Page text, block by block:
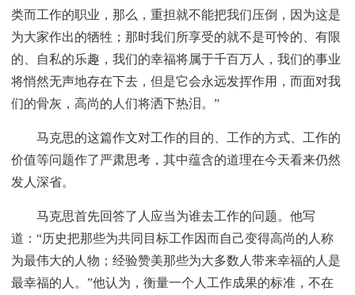
类而工作的职业，那么，重担就不能把我们压倒，因为这是
为大家作出的牺牲；那时我们所享受的就不是可怜的、有限
的、自私的乐趣，我们的幸福将属于千百万人，我们的事业
将悄然无声地存在下去，但是它会永远发挥作用，而面对我
们的骨灰，高尚的人们将洒下热泪。”
马克思的这篇作文对工作的目的、工作的方式、工作的
价值等问题作了严肃思考，其中蕴含的道理在今天看来仍然
发人深省。
马克思首先回答了人应当为谁去工作的问题。他写
道：“历史把那些为共同目标工作因而自己变得高尚的人称
为最伟大的人物；经验赞美那些为大多数人带来幸福的人是
最幸福的人。”他认为，衡量一个人工作成果的标准，不在